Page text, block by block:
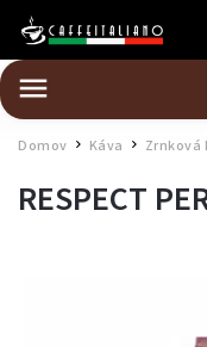
Domov Káva Zrnková
RESPECT
Barista —